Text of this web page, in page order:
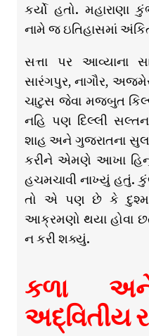
કર્યો હતો. મહારાણા
નામે જ ઇતિહાસમાં
સત્તા પર આવ્યાના
સારંગપુર, નાગૌર,
ચાટુસ જેવા મજબુત
નહિ પણ દિલ્લી
શાહ અને ગુજરાતના
કરીને એમણે આખા
હચમચાવી નાખ્યું હતું.
તો એ પણ છે કે દુશ્મનો
આક્રમણો થયા હોવા
ન કરી શક્યું.
કળા
અદ્વિતીય